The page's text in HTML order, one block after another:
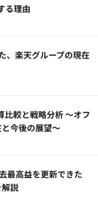
る理由
、楽天グループの現在
比較と戦略分析 ～オフ
今後の展望～
最高益を更新できた
説